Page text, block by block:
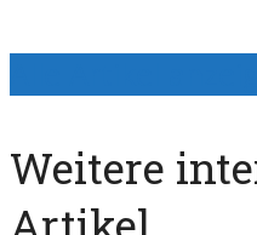
Weitere